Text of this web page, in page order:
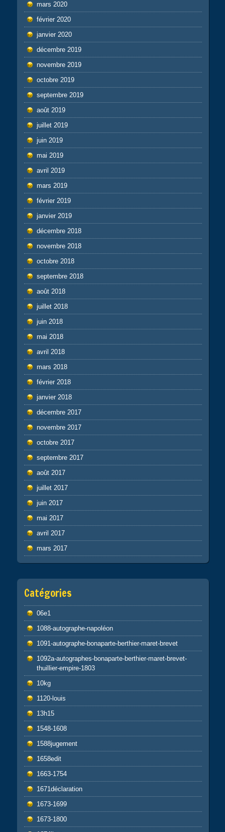
mars 2020
février 2020
janvier 2020
décembre 2019
novembre 2019
octobre 2019
septembre 2019
août 2019
juillet 2019
juin 2019
mai 2019
avril 2019
mars 2019
février 2019
janvier 2019
décembre 2018
novembre 2018
octobre 2018
septembre 2018
août 2018
juillet 2018
juin 2018
mai 2018
avril 2018
mars 2018
février 2018
janvier 2018
décembre 2017
novembre 2017
octobre 2017
septembre 2017
août 2017
juillet 2017
juin 2017
mai 2017
avril 2017
mars 2017
Catégories
06e1
1088-autographe-napoléon
1091-autographe-bonaparte-berthier-maret-brevet
1092a-autographes-bonaparte-berthier-maret-brevet-
thuillier-empire-1803
10kg
1120-louis
13h15
1548-1608
1588jugement
1658edit
1663-1754
1671déclaration
1673-1699
1673-1800